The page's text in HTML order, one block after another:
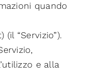
quando
“Servizio”).
e alla